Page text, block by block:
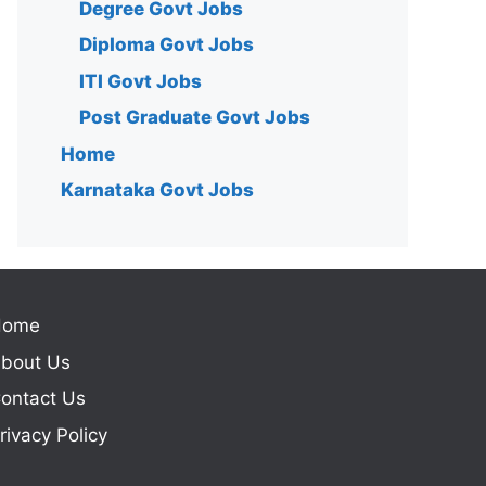
Degree Govt Jobs
Diploma Govt Jobs
ITI Govt Jobs
Post Graduate Govt Jobs
Home
Karnataka Govt Jobs
Us
Us
Policy